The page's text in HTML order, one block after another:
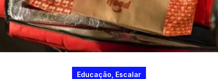
Educação Escalar